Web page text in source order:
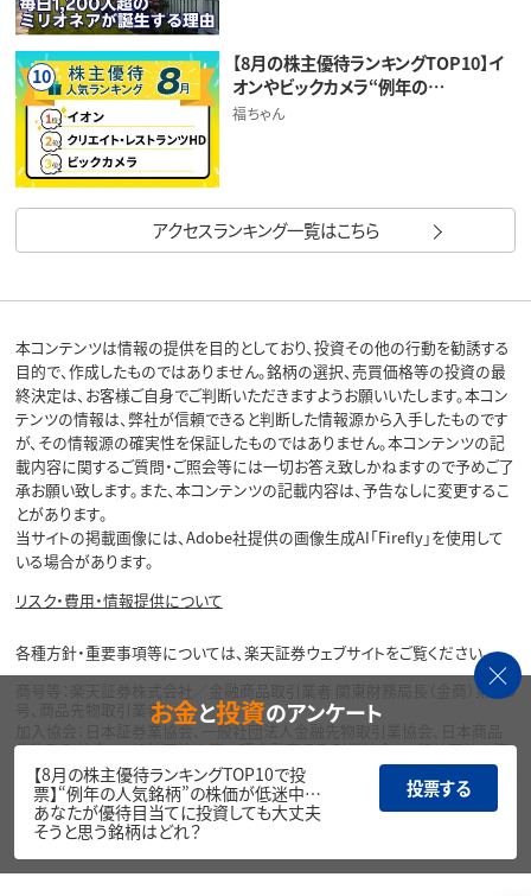
10
【8月の株主優待ランキングTOP10】イ
オンやビックカメラ“例年の…
福ちゃん
アクセスランキング一覧はこちら
本コンテンツは情報の提供を目的としており、投資その他の行動を勧誘する
目的で、作成したものではありません。銘柄の選択、売買価格等の投資の最
終決定は、お客様ご自身でご判断いただきますようお願いいたします。本コン
テンツの情報は、弊社が信頼できると判断した情報源から入手したものです
が、その情報源の確実性を保証したものではありません。本コンテンツの記
載内容に関するご質問・ご照会等には一切お答え致しかねますので予めご了
承お願い致します。また、本コンテンツの記載内容は、予告なしに変更するこ
とがあります。
当サイトの掲載画像には、Adobe社提供の画像生成AI「Firefly」を使用して
いる場合があります。
リスク・費用・情報提供について
各種方針・重要事項等については、楽天証券ウェブサイトをご覧ください。
商号等：楽天証券株式会社／金融商品取引業者 関東財務局長（金商）第195
号、商品先物取引業者
加入協会：日本証券業協会、一般社団法人金融先物取引業協会、日本商品
先物取引協会、一般社団法人第二種金融商品取引業協会、一般社団法人資
産運用業協会
Copyright©
1999-2026 Rakuten Securities, Inc. All
Rights Reserved.
お金と投資のアンケート
【8月の株主優待ランキングTOP10で投
票】“例年の人気銘柄”の株価が低迷中…
あなたが優待目当てに投資しても大丈夫
そうと思う銘柄はどれ？
投票する